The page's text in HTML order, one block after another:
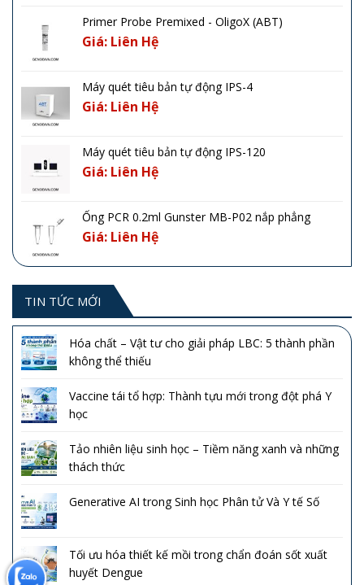
Primer Probe Premixed - OligoX (ABT)
Giá: Liên Hệ
Máy quét tiêu bản tự động IPS-4
Giá: Liên Hệ
Máy quét tiêu bản tự động IPS-120
Giá: Liên Hệ
Ống PCR 0.2ml Gunster MB-P02 nắp phẳng
Giá: Liên Hệ
TIN TỨC MỚI
Hóa chất – Vật tư cho giải pháp LBC: 5 thành phần
không thể thiếu
Vaccine tái tổ hợp: Thành tựu mới trong đột phá Y
học
Tảo nhiên liệu sinh học – Tiềm năng xanh và những
thách thức
Generative AI trong Sinh học Phân tử Và Y tế Số
Tối ưu hóa thiết kế mồi trong chẩn đoán sốt xuất
huyết Dengue